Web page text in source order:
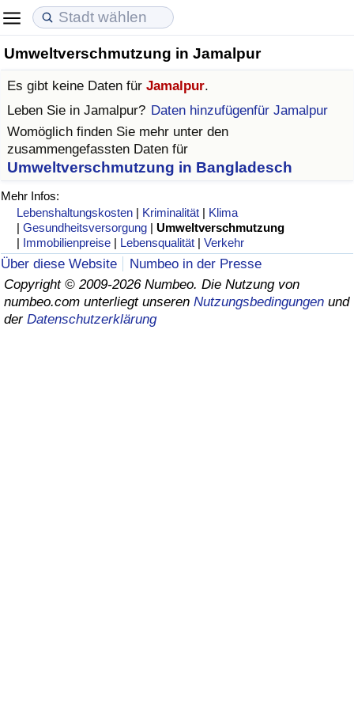
Umweltverschmutzung in Jamalpur
Es gibt keine Daten für Jamalpur.
Leben Sie in Jamalpur? Daten hinzufügenfür Jamalpur
Womöglich finden Sie mehr unter den
zusammengefassten Daten für
Umweltverschmutzung in Bangladesch
Mehr Infos:
Lebenshaltungskosten | Kriminalität | Klima
|Gesundheitsversorgung |Umweltverschmutzung
| Immobilienpreise | Lebensqualität |Verkehr
Über diese Website
Numbeo in der Presse
Copyright © 2009-2026 Numbeo. Die Nutzung von
numbeo.com unterliegt unseren Nutzungsbedingungen und
der Datenschutzerklärung
Lebenshaltungskosten
Lebenshaltungskosten-Index
Lebenshaltungskosten-Index nach Land
in Akaba
Immobilienpreise
Immobilienpreis-Index
Immobilienpreis-Index nach Land
Lebensqualität
Lebensqualität-Index (aktuell)
Lebensqualitätsindex nach Land
Kriminalität
Kriminalitäts-Index (aktuell)
Kriminalitäts-Index